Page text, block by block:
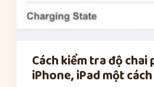
Cách kiểm tra độ chai
iPhone, iPad một